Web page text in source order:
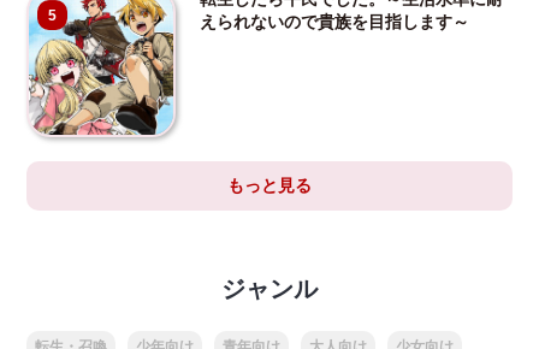
5
えられないので貴族を目指します～
もっと見る
ジャンル